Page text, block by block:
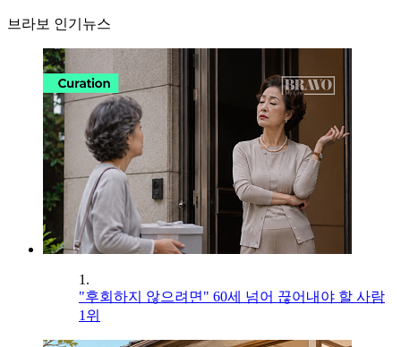
브라보 인기뉴스
1.
"후회하지 않으려면" 60세 넘어 끊어내야 할 사람
1위